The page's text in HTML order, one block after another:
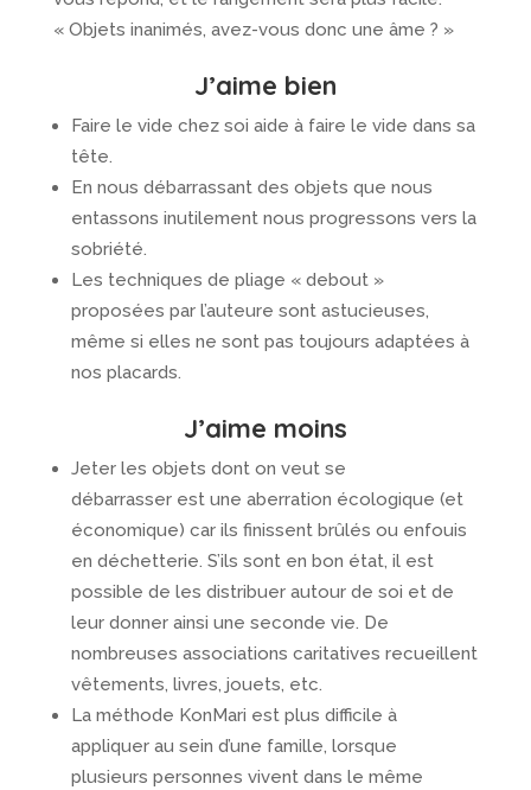
« Objets inanimés, avez-vous donc une âme ? »
J’aime bien
Faire le vide chez soi aide à faire le vide dans sa
tête.
En nous débarrassant des objets que nous
entassons inutilement nous progressons vers la
sobriété.
Les techniques de pliage « debout »
proposées par l’auteure sont astucieuses,
même si elles ne sont pas toujours adaptées à
nos placards.
J’aime moins
Jeter les objets dont on veut se
débarrasser est une aberration écologique (et
économique) car ils finissent brûlés ou enfouis
en déchetterie. S’ils sont en bon état, il est
possible de les distribuer autour de soi et de
leur donner ainsi une seconde vie. De
nombreuses associations caritatives recueillent
vêtements, livres, jouets, etc.
La méthode KonMari est plus difficile à
appliquer au sein d’une famille, lorsque
plusieurs personnes vivent dans le même